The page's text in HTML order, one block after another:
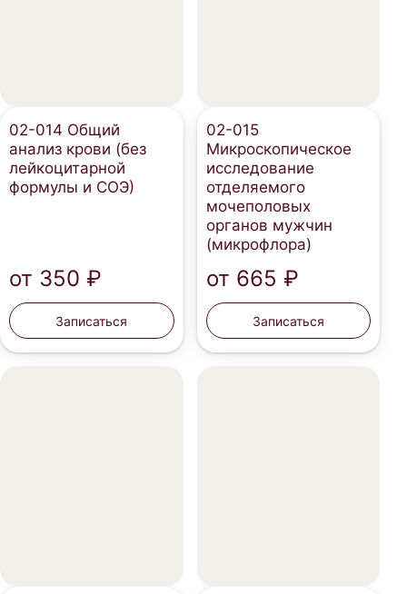
02-014 Общий
анализ крови (без
лейкоцитарной
формулы и СОЭ)
от 350 ₽
Записаться
02-015
Микроскопическое
исследование
отделяемого
мочеполовых
органов мужчин
(микрофлора)
от 665 ₽
Записаться